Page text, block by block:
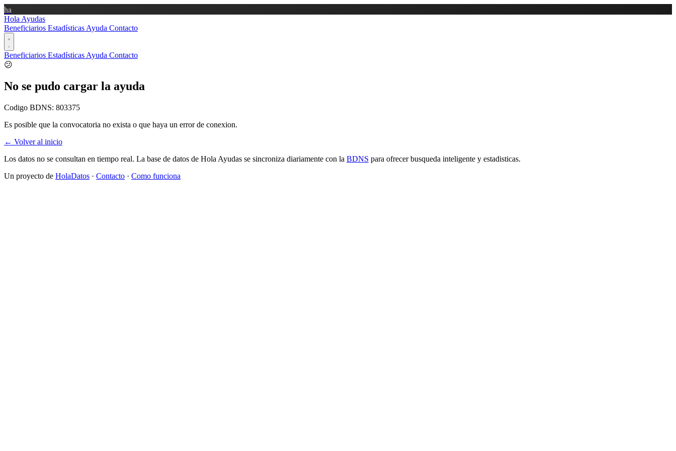
ha
Hola Ayudas
Beneficiarios Estadísticas Ayuda Contacto
Beneficiarios Estadísticas Ayuda Contacto
😕
No se pudo cargar la ayuda
Codigo BDNS: 803375
Es posible que la convocatoria no exista o que haya un error de conexion.
← Volver al inicio
Los datos no se consultan en tiempo real. La base de datos de Hola Ayudas se sincroniza diariamente con la BDNS para ofrecer busqueda inteligente y estadisticas.
Un proyecto de HolaDatos · Contacto · Como funciona